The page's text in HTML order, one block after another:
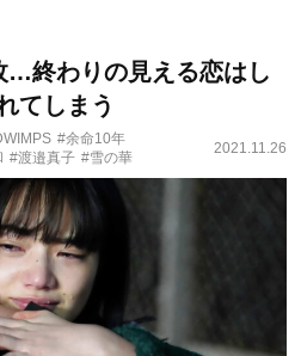
…終わりの見える恋はし
てしまう
#余命10年
#渡邉真子 #雪の華
2021.11.26